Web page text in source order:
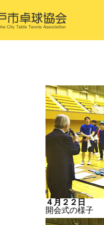
４月２２日
開会式の様子